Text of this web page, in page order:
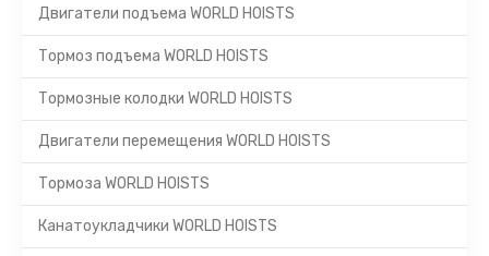
Двигатели подъема WORLD HOISTS
Тормоз подъема WORLD HOISTS
Тормозные колодки WORLD HOISTS
Двигатели перемещения WORLD HOISTS
Тормоза WORLD HOISTS
Канатоукладчики WORLD HOISTS